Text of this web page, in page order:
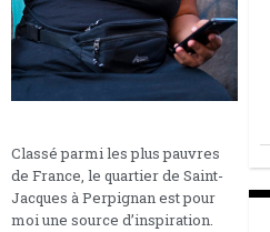
Classé parmi les plus pauvres
de France, le quartier de Saint-
Jacques à Perpignan est pour
moi une source d’inspiration.